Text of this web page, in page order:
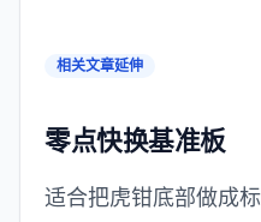
相关文章延伸
零点快换基准板
适合把虎钳底部做成